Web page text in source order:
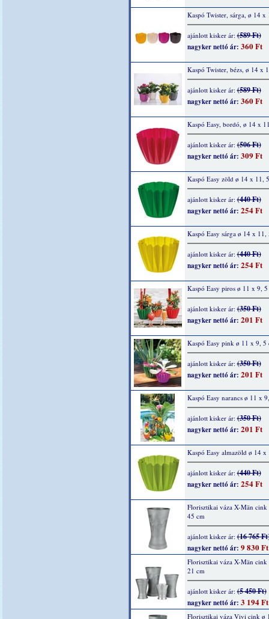
Kaspó Twister, sárga, ø 14 x
ajánlott kisker ár:(589 Ft)
nagyker nettó ár: 360 Ft
Kaspó Twister, bézs, ø 14 x
ajánlott kisker ár:(589 Ft)
nagyker nettó ár: 360 Ft
Kaspó Easy, bordó, ø 14 x
ajánlott kisker ár:(506 Ft)
nagyker nettó ár: 309 Ft
Kaspó Easy zöld ø 14 x 11,
ajánlott kisker ár:(440 Ft)
nagyker nettó ár: 254 Ft
Kaspó Easy sárga ø 14 x 11,
ajánlott kisker ár:(440 Ft)
nagyker nettó ár: 254 Ft
Kaspó Easy piros ø 11 x 9,
ajánlott kisker ár:(350 Ft)
nagyker nettó ár: 201 Ft
Kaspó Easy pink ø 11 x 9, 5
ajánlott kisker ár:(350 Ft)
nagyker nettó ár: 201 Ft
Kaspó Easy narancs ø 11 x
ajánlott kisker ár:(350 Ft)
nagyker nettó ár: 201 Ft
Kaspó Easy almazöld ø 14 x
ajánlott kisker ár:(440 Ft)
nagyker nettó ár: 254 Ft
Florisztikai váza X-Män
45 cm
ajánlott kisker ár:(16 765
nagyker nettó ár: 9 830 Ft
Florisztikai váza X-Män
21 cm
ajánlott kisker ár:(5 450 Ft)
nagyker nettó ár: 3 194 Ft
Florisztikai váza Vivi cink ø